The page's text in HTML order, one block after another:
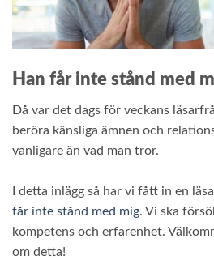
Han får inte stånd med
Då var det dags för veckans
beröra känsliga ämnen och
vanligare än vad man tror.
I detta inlägg så har vi fått in en
får inte stånd med mig. Vi ska
kompetens och erfarenhet.
om detta!